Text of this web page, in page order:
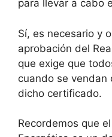
para llevar a cabo
Sí, es necesario y
aprobación del
que exige que
cuando se vendan
dicho certificado.
Recordemos que